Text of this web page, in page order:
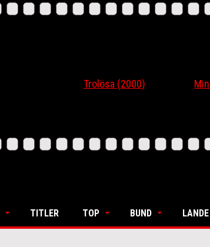
Trolösa (2000) Min
TITLER TOP BUND LANDE